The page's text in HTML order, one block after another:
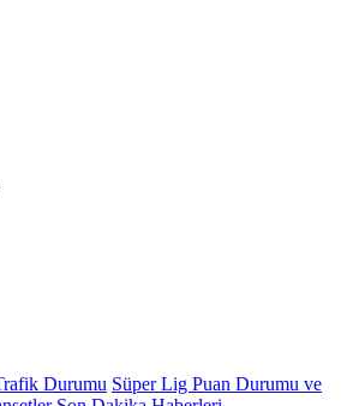
Durumu Süper Lig Puan Durumu ve